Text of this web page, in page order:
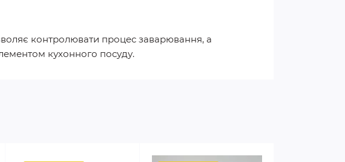
контролювати процес заварювання, а
кухонного посуду.